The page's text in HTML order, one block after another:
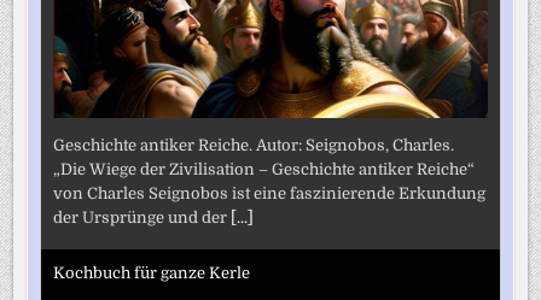
Geschichte antiker Reiche. Autor: Seignobos, Charles.
„Die Wiege der Zivilisation – Geschichte antiker Reiche“
von Charles Seignobos ist eine faszinierende Erkundung
der Ursprünge und der [...]
Kochbuch für ganze Kerle